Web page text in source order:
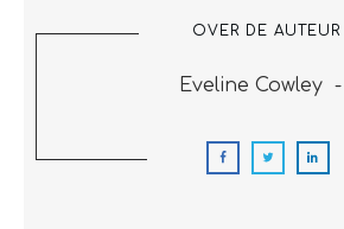
OVER DE AUTEUR
Eveline Cowley-